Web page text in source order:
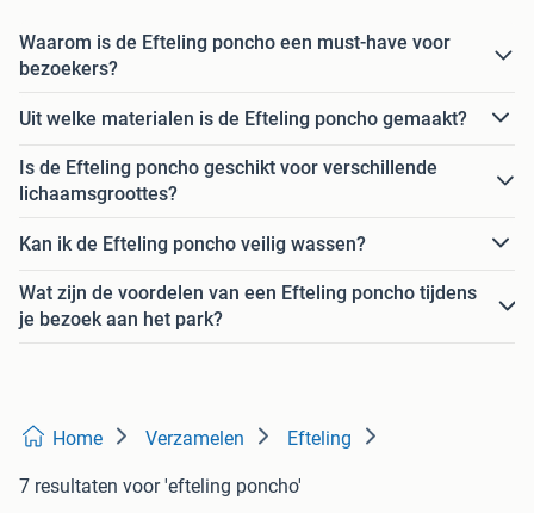
Waarom is de Efteling poncho een must-have voor
bezoekers?
Uit welke materialen is de Efteling poncho gemaakt?
Is de Efteling poncho geschikt voor verschillende
lichaamsgroottes?
Kan ik de Efteling poncho veilig wassen?
Wat zijn de voordelen van een Efteling poncho tijdens
je bezoek aan het park?
Home Verzamelen Efteling
7 resultaten voor 'efteling poncho'